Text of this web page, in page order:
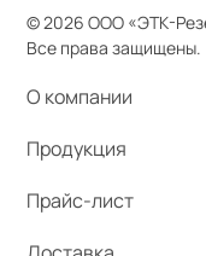
© 2026 ООО «ЭТК-
Все права защищены.
О компании
Продукция
Прайс-лист